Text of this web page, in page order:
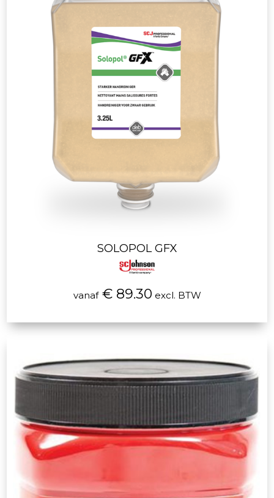
SOLOPOL GFX
vanaf€ 89.30 excl. BTW